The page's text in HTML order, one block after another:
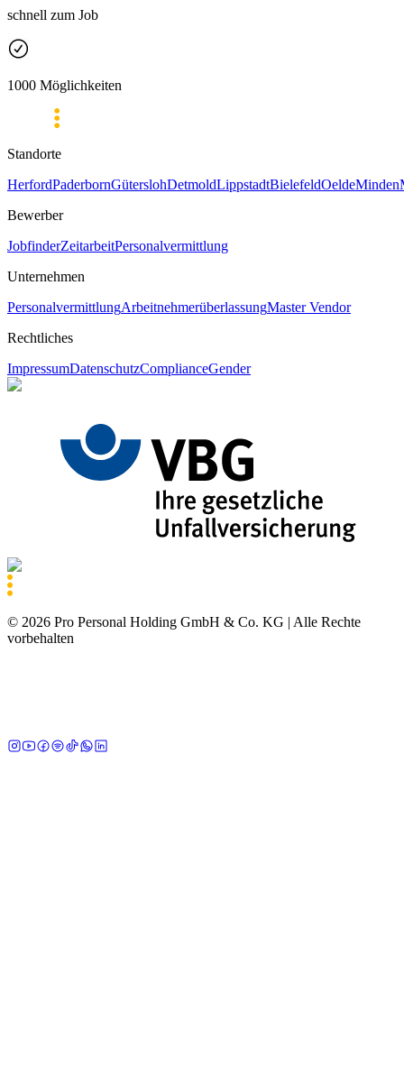
schnell zum Job
1000 Möglichkeiten
Standorte
HerfordPaderbornGüterslohDetmoldLippstadtBielefeldOeldeMinden
Bewerber
JobfinderZeitarbeitPersonalvermittlung
Unternehmen
PersonalvermittlungArbeitnehmerüberlassungMaster Vendor
Rechtliches
ImpressumDatenschutzComplianceGender
© 2026 Pro Personal Holding GmbH & Co. KG | Alle Rechte
vorbehalten